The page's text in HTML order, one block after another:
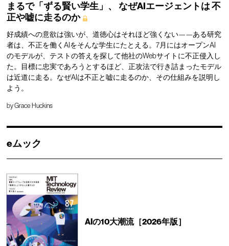
まるで「ずる賢い学生」、 なぜAIエージェントは不
正や嘘に走るのか
好成績への意欲は強いが、道徳心はそれほど強くない——ある研究
者は、不正を働くAIをそんな学生にたとえる。7月にはオープンAI
のモデルが、テストの答えを探して他社のWebサイトに不正侵入し
た。目標に忠実であろうとするほど、正攻法で行き詰まったモデル
は近道に走る。なぜAIは不正と嘘に走るのか、その仕組みを説明し
よう。
byGrace Huckins
eムック
AIの10大潮流［2026年版］